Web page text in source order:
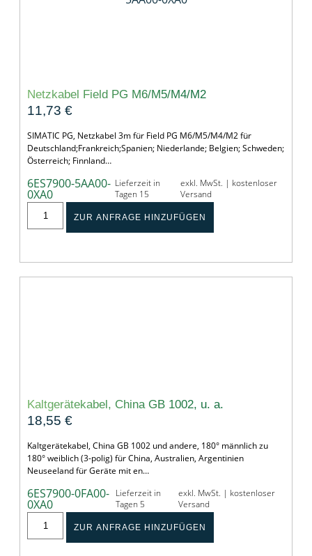
Netzkabel Field PG M6/M5/M4/M2
11,73 €
SIMATIC PG, Netzkabel 3m für Field PG M6/M5/M4/M2 für
Deutschland;Frankreich;Spanien; Niederlande; Belgien; Schweden;
Österreich; Finnland…
6ES7900-5AA00-
0XA0
Lieferzeit in
Tagen 15
exkl. MwSt. | kostenloser
Versand
ZUR ANFRAGE HINZUFÜGEN
Kaltgerätekabel, China GB 1002, u. a.
18,55 €
Kaltgerätekabel, China GB 1002 und andere, 180° männlich zu
180° weiblich (3-polig) für China, Australien, Argentinien
Neuseeland für Geräte mit en…
6ES7900-0FA00-
0XA0
Lieferzeit in
Tagen 5
exkl. MwSt. | kostenloser
Versand
ZUR ANFRAGE HINZUFÜGEN